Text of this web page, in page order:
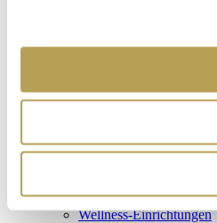
Wellness-Einrichtungen